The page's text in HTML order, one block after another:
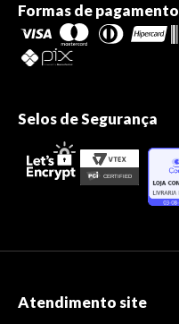
Formas de pagamento
Selos de Segurança
Atendimento site